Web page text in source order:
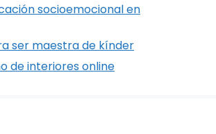
socioemocional en
ser maestra de kínder
de interiores online